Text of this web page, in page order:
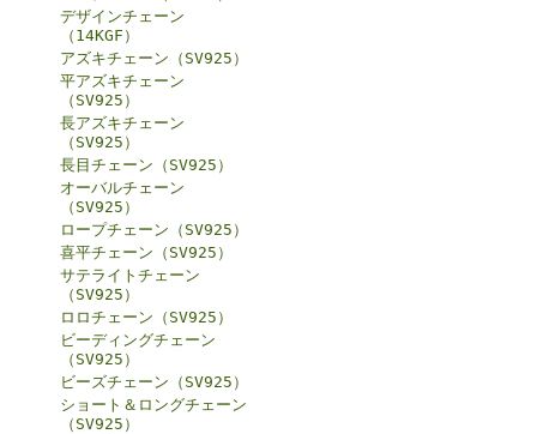
デザインチェーン
（14KGF）
アズキチェーン（SV925）
平アズキチェーン
（SV925）
長アズキチェーン
（SV925）
長目チェーン（SV925）
オーバルチェーン
（SV925）
ロープチェーン（SV925）
喜平チェーン（SV925）
サテライトチェーン
（SV925）
ロロチェーン（SV925）
ビーディングチェーン
（SV925）
ビーズチェーン（SV925）
ショート＆ロングチェーン
（SV925）